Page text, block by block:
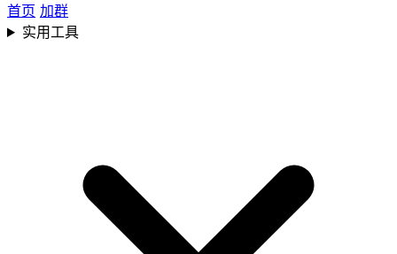
首页 加群
实用工具